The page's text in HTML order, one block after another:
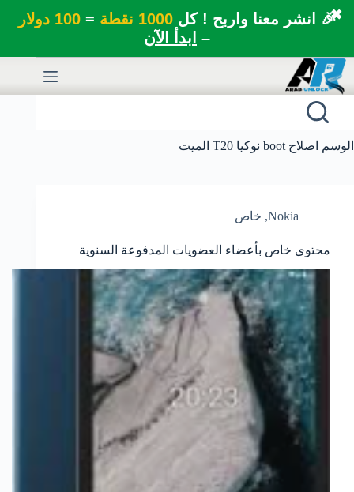
🎉 انشر معنا واربح ! كل1000 نقطة =100 دولار
– ابدأ الآن
✖
التجاوز
إلى
المحتوى
الوسم اصلاح boot نوكيا T20 الميت
Nokia
, خاص
محتوى خاص بأعضاء العضويات المدفوعة السنوية